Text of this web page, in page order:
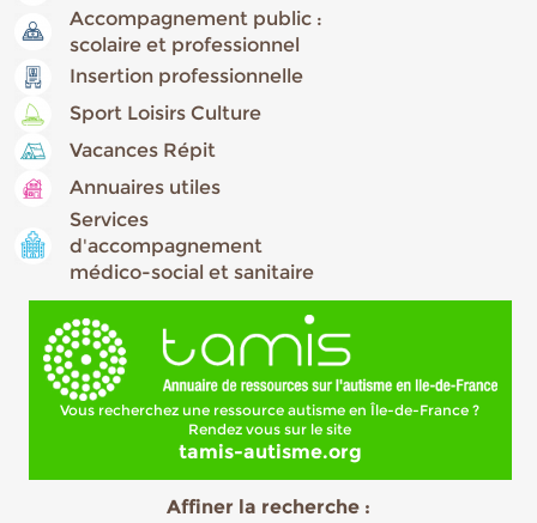
Accompagnement public :
scolaire et professionnel
Insertion professionnelle
Sport Loisirs Culture
Vacances Répit
Annuaires utiles
Services
d'accompagnement
médico-social et sanitaire
Vous recherchez une ressource autisme en Île-de-France ?
Rendez vous sur le site
tamis-autisme.org
Affiner la recherche :